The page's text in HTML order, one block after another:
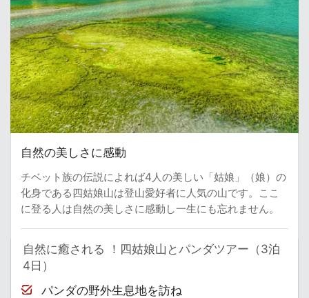
自然の美しさに感動
チベット族の伝説によれば4人の美しい「姑娘」（娘）の
化身である四姑娘山は登山愛好者に人気の山です。ここ
に登る人は自然の美しさに感動し一生にも忘れません。
自然に癒される ！四姑娘山とパンダツアー（3泊
4日）
パンダの野外生息地を訪ね